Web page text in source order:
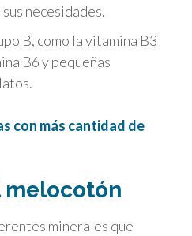
necesidades.
B, como la vitamina B3
B6 y pequeñas
con más cantidad de
melocotón
minerales que